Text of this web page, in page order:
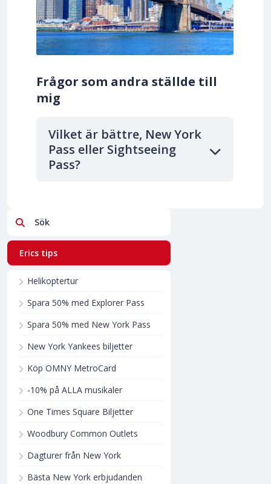
Frågor som andra ställde till
mig
Vilket är bättre, New York
Pass eller Sightseeing
Pass?
Sök
Erics tips
Helikoptertur
Spara 50% med Explorer Pass
Spara 50% med New York Pass
New York Yankees biljetter
Köp OMNY MetroCard
-10% på ALLA musikaler
One Times Square Biljetter
Woodbury Common Outlets
Dagturer från New York
Bästa New York erbjudanden